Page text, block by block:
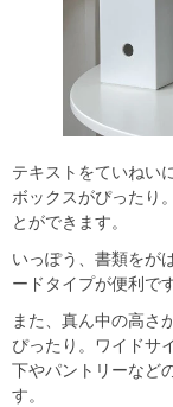
テキストをていねい
ボックスがぴったり
とができます。
いっぽう、書類をが
ードタイプが便利です
また、真ん中の高さ
ぴったり。ワイドサ
下やパントリーなど
す。